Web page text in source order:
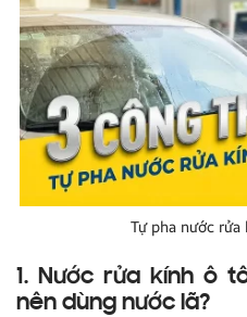
Tự pha nước
1. Nước rửa kính ô
nên dùng nước lã?